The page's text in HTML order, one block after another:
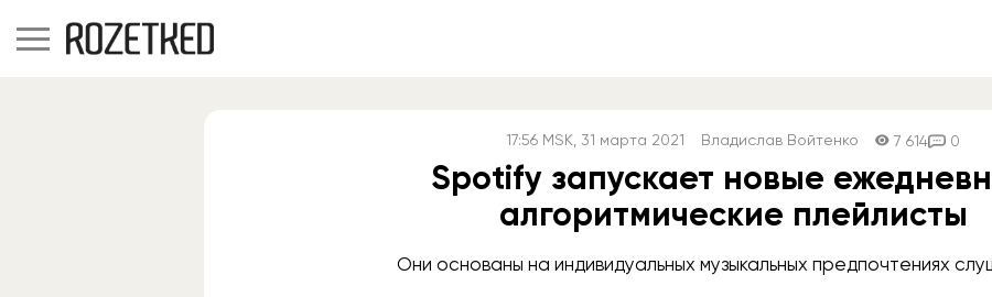
17:56 MSK , 31 марта 2021 Владислав Войтенко 7 614 0
Spotify запускает новые
алгоритмические плейлисты
Они основаны на индивидуальных музыкальных предпочтениях